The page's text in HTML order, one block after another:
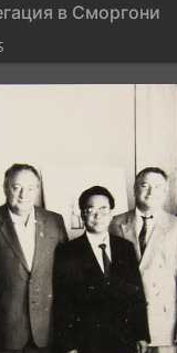
в Сморгони